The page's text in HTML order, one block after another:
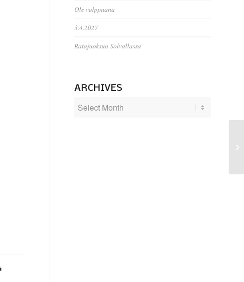
Ole valppaana
3.4.2027
Ratajuoksua Solvallassa
ARCHIVES